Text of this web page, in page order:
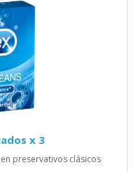
x 3
preservativos clásicos